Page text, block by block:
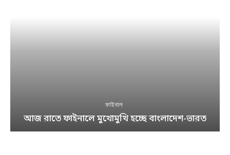
ফাইনাল
আজ রাতে ফাইনালে মুখোমুখি হচ্ছে বাংলাদেশ-ভারত